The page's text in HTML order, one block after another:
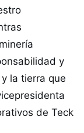
y
la tierra que
de Teck